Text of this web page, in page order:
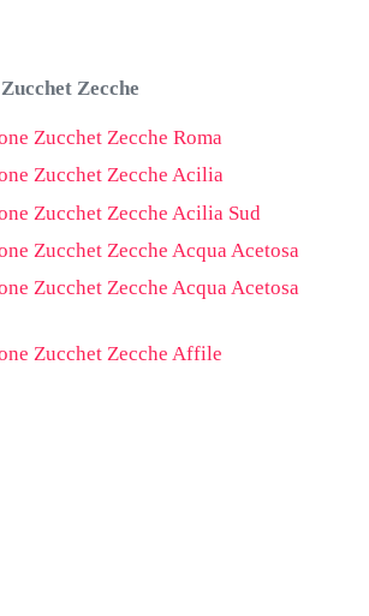
Zecche
Zucchet Zecche Roma
Zucchet Zecche Acilia
Zucchet Zecche Acilia Sud
Zucchet Zecche Acqua Acetosa
Zucchet Zecche Acqua Acetosa
Zucchet Zecche Affile